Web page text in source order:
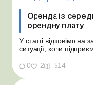
Оренда із
орендну плату
У статті відповімо на
ситуації, коли
місяця. Підприємство
15.07.2026. Згідно з
становить 4 000 грн
0 2 514